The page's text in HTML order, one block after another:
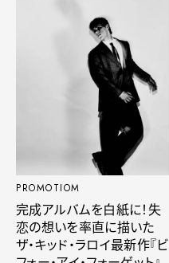
PROMOTIOM
完成アルバムを白紙に！失
恋の想いを率直に描いた
ザ・キッド・ラロイ最新作『ビ